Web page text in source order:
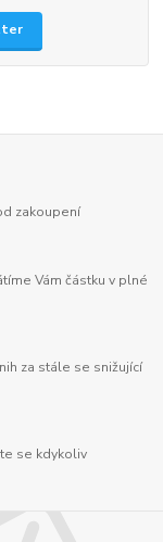
zakoupení
Vám částku v plné
za stále se snižující
se kdykoliv